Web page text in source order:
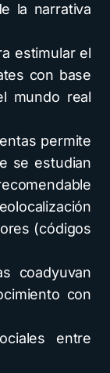
la narrativa
estimular el
con base
mundo real
permite
se estudian
(códigos
coadyuvan
con
entre